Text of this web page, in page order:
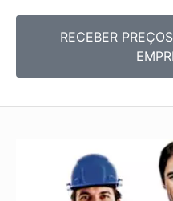
RECEBER